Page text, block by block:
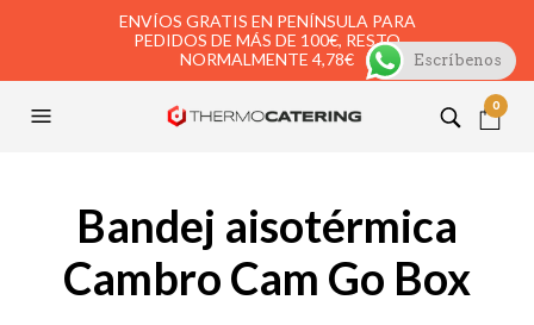
ENVÍOS GRATIS EN PENÍNSULA PARA
PEDIDOS DE MÁS DE 100€, RESTO
NORMALMENTE 4,78€
0
Bandej aisotérmica
Cambro Cam Go Box
Escríbenos